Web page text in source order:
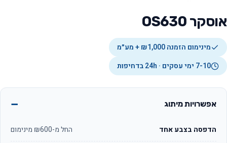
אוסקר OS630
מינימום הזמנה ₪1,000 + מע״מ
7-10 ימי עסקים · 24h בדחיפות
אפשרויות מיתוג
הדפסה בצבע אחד החל מ-₪600 מינימום